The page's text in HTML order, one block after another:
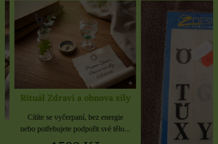
Rituál Zdraví a obnova síly
Cítíte se vyčerpaní, bez energie
nebo potřebujete podpořit své tělo...